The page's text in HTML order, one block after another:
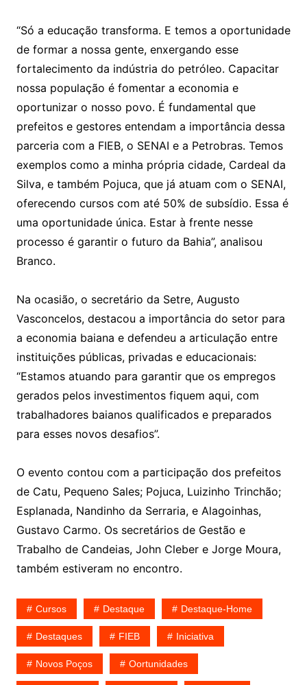
“Só a educação transforma. E temos a oportunidade
de formar a nossa gente, enxergando esse
fortalecimento da indústria do petróleo. Capacitar
nossa população é fomentar a economia e
oportunizar o nosso povo. É fundamental que
prefeitos e gestores entendam a importância dessa
parceria com a FIEB, o SENAI e a Petrobras. Temos
exemplos como a minha própria cidade, Cardeal da
Silva, e também Pojuca, que já atuam com o SENAI,
oferecendo cursos com até 50% de subsídio. Essa é
uma oportunidade única. Estar à frente nesse
processo é garantir o futuro da Bahia”, analisou
Branco.
Na ocasião, o secretário da Setre, Augusto
Vasconcelos, destacou a importância do setor para
a economia baiana e defendeu a articulação entre
instituições públicas, privadas e educacionais:
“Estamos atuando para garantir que os empregos
gerados pelos investimentos fiquem aqui, com
trabalhadores baianos qualificados e preparados
para esses novos desafios”.
O evento contou com a participação dos prefeitos
de Catu, Pequeno Sales; Pojuca, Luizinho Trinchão;
Esplanada, Nandinho da Serraria, e Alagoinhas,
Gustavo Carmo. Os secretários de Gestão e
Trabalho de Candeias, John Cleber e Jorge Moura,
também estiveram no encontro.
Cursos Destaque Destaque-Home
Destaques FIEB Iniciativa
Novos Poços Oortunidades